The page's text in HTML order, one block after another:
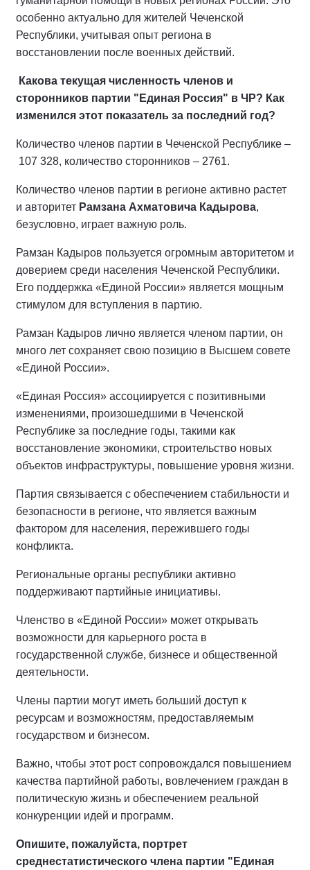
особенно актуально для жителей Чеченской
Республики, учитывая опыт региона в
восстановлении после военных действий.
Какова текущая численность членов и
сторонников партии "Единая Россия" в ЧР? Как
изменился этот показатель за последний год?
Количество членов партии в Чеченской Республике –
107 328, количество сторонников – 2761.
Количество членов партии в регионе активно растет
и авторитет Рамзана Ахматовича Кадырова,
безусловно, играет важную роль.
Рамзан Кадыров пользуется огромным авторитетом и
доверием среди населения Чеченской Республики.
Его поддержка «Единой России» является мощным
стимулом для вступления в партию.
Рамзан Кадыров лично является членом партии, он
много лет сохраняет свою позицию в Высшем совете
«Единой России».
«Единая Россия» ассоциируется с позитивными
изменениями, произошедшими в Чеченской
Республике за последние годы, такими как
восстановление экономики, строительство новых
объектов инфраструктуры, повышение уровня жизни.
Партия связывается с обеспечением стабильности и
безопасности в регионе, что является важным
фактором для населения, пережившего годы
конфликта.
Региональные органы республики активно
поддерживают партийные инициативы.
Членство в «Единой России» может открывать
возможности для карьерного роста в
государственной службе, бизнесе и общественной
деятельности.
Члены партии могут иметь больший доступ к
ресурсам и возможностям, предоставляемым
государством и бизнесом.
Важно, чтобы этот рост сопровождался повышением
качества партийной работы, вовлечением граждан в
политическую жизнь и обеспечением реальной
конкуренции идей и программ.
Опишите, пожалуйста, портрет
среднестатистического члена партии "Единая